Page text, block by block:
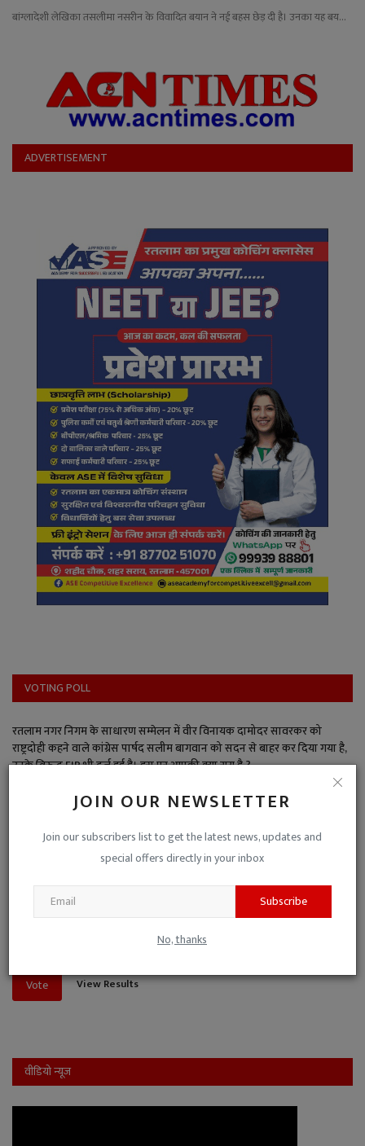
Hiindi
JOIN OUR NEWSLETTER
Join our subscribers list to get the latest news, updates and
special offers directly in your inbox
Subscribe
No, thanks
बांग्लादेशी लेखिका तसलीमा नसरीन के विवादित बयान ने नई बहस छेड़ दी है। उनका यह बय...
ADVERTISEMENT
VOTING POLL
रतलाम नगर निगम के साधारण सम्मेलन में वीर विनायक दामोदर सावरकर को
राष्ट्रदोही कहने वाले कांग्रेस पार्षद सलीम बागवान को सदन से बाहर कर दिया गया है,
उनके विरुद्ध FIR भी दर्ज हुई है। इस पर आपकी क्या राय है ?
बड़ा अपराध है, पार्षद पद से बर्खास्त भी करना चाहिए।
पक्ष-विपक्ष की मिली-जुली कुश्ती है, इसलिए नो-कमेंट।
यह जनहित के मुद्दों से ध्यान भटकाने की साजिश है।
Vote View Results
वीडियो न्यूज